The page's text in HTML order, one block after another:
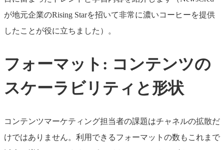
が地元企業のRising Starを招いて非常に濃いコーヒーを提供
したことが役に立ちました）。
フォーマット: コンテンツの
スケーラビリティと形状
コンテンツマーケティング担当者の課題はチャネルの拡散だ
けではありません。利用できるフォーマットの数もこれまで